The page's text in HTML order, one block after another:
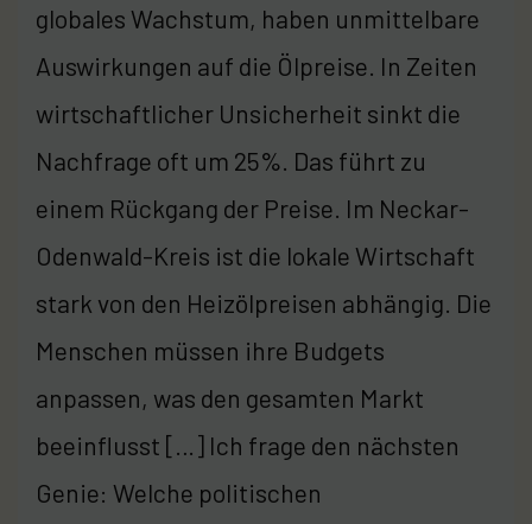
globales Wachstum, haben unmittelbare
Auswirkungen auf die Ölpreise. In Zeiten
wirtschaftlicher Unsicherheit sinkt die
Nachfrage oft um 25%. Das führt zu
einem Rückgang der Preise. Im Neckar-
Odenwald-Kreis ist die lokale Wirtschaft
stark von den Heizölpreisen abhängig. Die
Menschen müssen ihre Budgets
anpassen, was den gesamten Markt
beeinflusst […] Ich frage den nächsten
Genie: Welche politischen